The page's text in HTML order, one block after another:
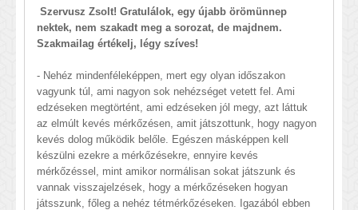
Szervusz Zsolt! Gratulálok, egy újabb örömünnep
nektek, nem szakadt meg a sorozat, de majdnem.
Szakmailag értékelj, légy szíves!
- Nehéz mindenféleképpen, mert egy olyan időszakon
vagyunk túl, ami nagyon sok nehézséget vetett fel. Ami
edzéseken megtörtént, ami edzéseken jól megy, azt láttuk
az elmúlt kevés mérkőzésen, amit játszottunk, hogy nagyon
kevés dolog működik belőle. Egészen másképpen kell
készülni ezekre a mérkőzésekre, ennyire kevés
mérkőzéssel, mint amikor normálisan sokat játszunk és
vannak visszajelzések, hogy a mérkőzéseken hogyan
játsszunk, főleg a nehéz tétmérkőzéseken. Igazából ebben